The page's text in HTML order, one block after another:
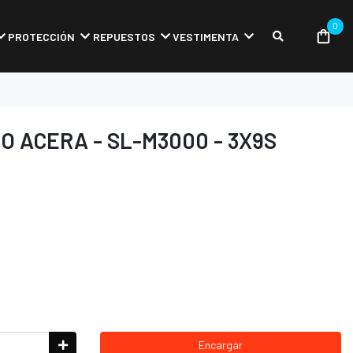
PROTECCIÓN REPUESTOS VESTIMENTA
0
ACERA - SL-M3000 - 3X9S
Encargar